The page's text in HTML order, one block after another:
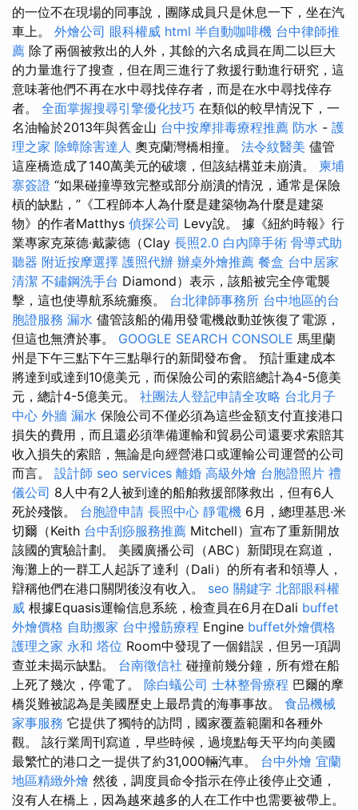
的一位不在現場的同事說，團隊成員只是休息一下，坐在汽
車上。 外燴公司 眼科權威 html 半自動咖啡機 台中律師推
薦 除了兩個被救出的人外，其餘的六名成員在周二以巨大
的力量進行了搜查，但在周三進行了救援行動進行研究，這
意味著他們不再在水中尋找倖存者，而是在水中尋找倖存
者。 全面掌握搜尋引擎優化技巧 在類似的較早情況下，一
名油輪於2013年與舊金山 台中按摩排毒療程推薦 防水 - 護
理之家 除蟑除害達人 奧克蘭灣橋相撞。 法令紋醫美 儘管
這座橋造成了140萬美元的破壞，但該結構並未崩潰。 柬埔
寨簽證 “如果碰撞導致完整或部分崩潰的情況，通常是保險
槓的缺點，”《工程師本人為什麼是建築物為什麼是建築
物》的作者Matthys 偵探公司 Levy說。 據《紐約時報》行
業專家克萊德·戴蒙德（Clay 長照2.0 白內障手術 骨導式助
聽器 附近按摩選擇 護照代辦 辦桌外燴推薦 餐盒 台中居家
清潔 不鏽鋼洗手台 Diamond）表示，該船被完全停電襲
擊，這也使導航系統癱瘓。 台北律師事務所 台中地區的台
胞證服務 漏水 儘管該船的備用發電機啟動並恢復了電源，
但這也無濟於事。 GOOGLE SEARCH CONSOLE 馬里蘭
州是下午三點下午三點舉行的新聞發布會。 預計重建成本
將達到或達到10億美元，而保險公司的索賠總計為4-5億美
元，總計4-5億美元。 社團法人登記申請全攻略 台北月子
中心 外牆 漏水 保險公司不僅必須為這些金額支付直接港口
損失的費用，而且還必須準備運輸和貿易公司還要求索賠其
收入損失的索賠，無論是向經營港口或運輸公司運營的公司
而言。 設計師 seo services 離婚 高級外燴 台胞證照片 禮
儀公司 8人中有2人被到達的船舶救援部隊救出，但有6人
死於殘骸。 台胞證申請 長照中心 靜電機 6月，總理基思·米
切爾（Keith 台中刮痧服務推薦 Mitchell）宣布了重新開放
該國的實驗計劃。 美國廣播公司（ABC）新聞現在寫道，
海灘上的一群工人起訴了達利（Dali）的所有者和領導人，
辯稱他們在港口關閉後沒有收入。 seo 關鍵字 北部眼科權
威 根據Equasis運輸信息系統，檢查員在6月在Dali buffet
外燴價格 自助搬家 台中撥筋療程 Engine buffet外燴價格
護理之家 永和 塔位 Room中發現了一個錯誤，但另一項調
查並未揭示缺點。 台南徵信社 碰撞前幾分鐘，所有燈在船
上死了幾次，停電了。 除白蟻公司 士林整骨療程 巴爾的摩
橋災難被認為是美國歷史上最昂貴的海事事故。 食品機械
家事服務 它提供了獨特的訪問，國家覆蓋範圍和各種外
觀。 該行業周刊寫道，早些時候，過境點每天平均向美國
最繁忙的港口之一提供了約31,000輛汽車。 台中外燴 宜蘭
地區精緻外燴 然後，調度員命令指示在停止後停止交通，
沒有人在橋上，因為越來越多的人在工作中也需要被帶上。